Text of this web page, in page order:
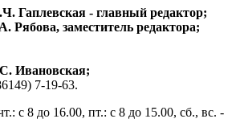
Гаплевская - главный редактор;
Рябова, заместитель редактора;
Ивановская;
7-19-63.
с 8 до 16.00, пт.: с 8 до 15.00, сб., вс. -